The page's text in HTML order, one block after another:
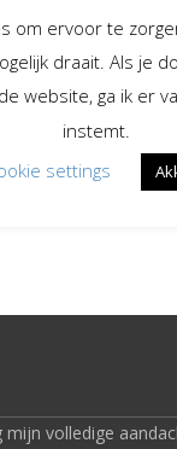
Spreekster bij
Begeleiding bij
verlies en rouw
mijn volledige
om ervoor te
draait. Als je
website, ga ik er
instemt.
settings